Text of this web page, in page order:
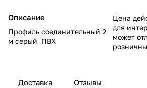
Описание
Профиль соединительный 2
м серый ПВХ
Цена
для
может
Доставка Отзывы